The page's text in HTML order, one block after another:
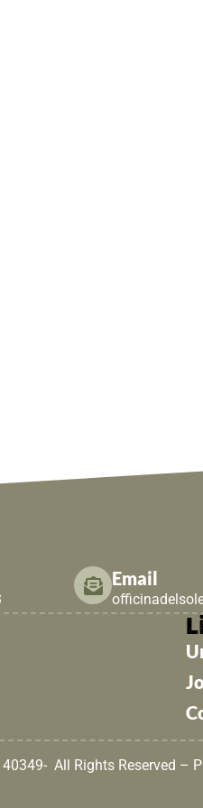
Email
All Rights Reserved –